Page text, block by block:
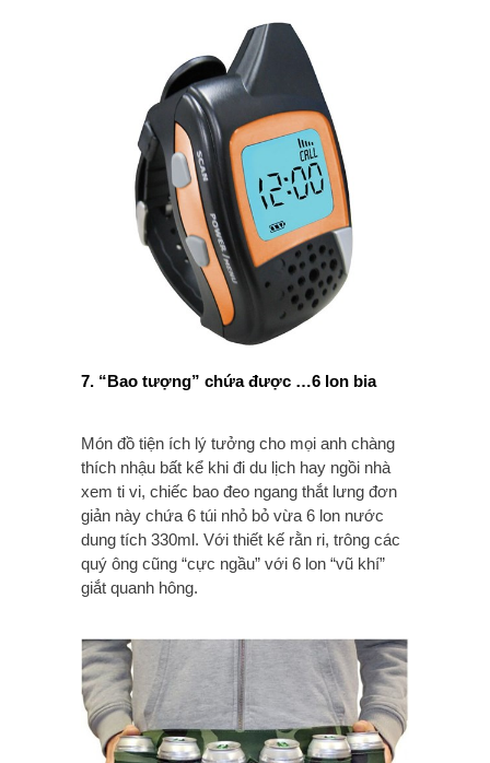
7. “Bao tượng” chứa được …6 lon bia
Món đồ tiện ích lý tưởng cho mọi anh chàng
thích nhậu bất kể khi đi du lịch hay ngồi nhà
xem ti vi, chiếc bao đeo ngang thắt lưng đơn
giản này chứa 6 túi nhỏ bỏ vừa 6 lon nước
dung tích 330ml. Với thiết kế rằn ri, trông các
quý ông cũng “cực ngầu” với 6 lon “vũ khí”
giắt quanh hông.